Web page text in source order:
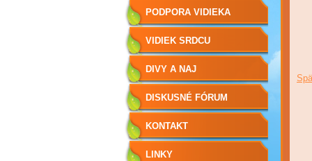
PODPORA VIDIEKA
VIDIEK SRDCU
NAJDRAHŠÍ
DIVY A NAJ
DISKUSNÉ FÓRUM
KONTAKT
LINKY